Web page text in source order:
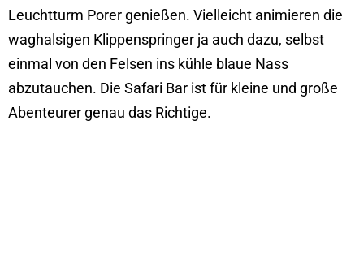
Leuchtturm Porer genießen. Vielleicht animieren die
waghalsigen Klippenspringer ja auch dazu, selbst
einmal von den Felsen ins kühle blaue Nass
abzutauchen. Die Safari Bar ist für kleine und große
Abenteurer genau das Richtige.